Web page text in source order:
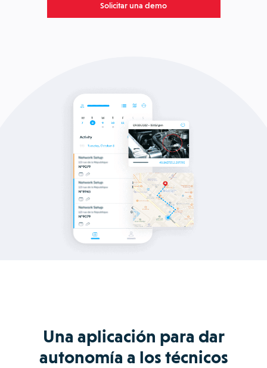
Solicitar una demo
Una aplicación para dar
autonomía a los técnicos